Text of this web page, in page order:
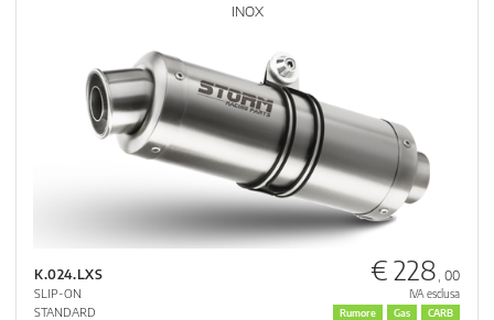
INOX
K.024.LXS
SLIP-ON
STANDARD
€ 228 , 00
IVA esclusa
Rumore Gas CARB